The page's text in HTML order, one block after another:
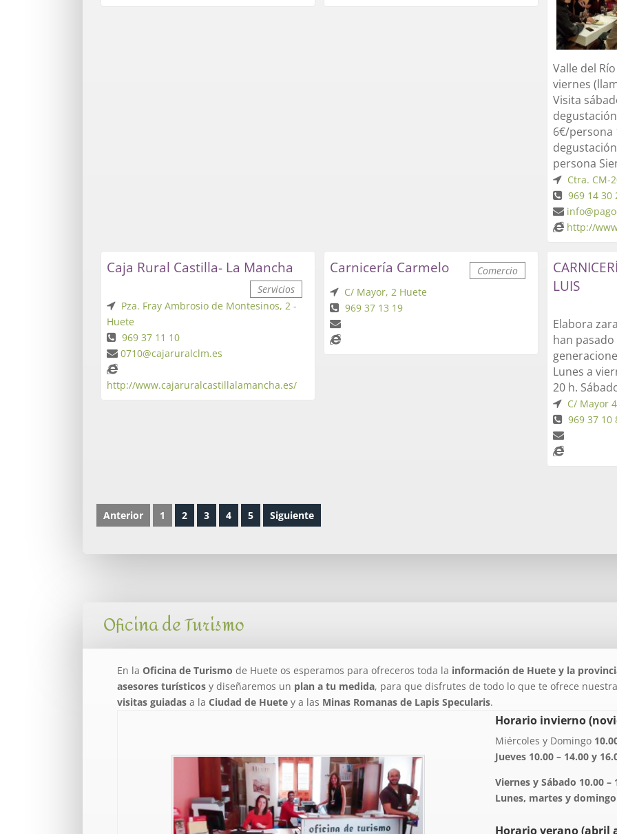
Valle del
viernes
Visita
6€/persona
persona
Ctra. CM-
969 14 30
http://
Caja Rural Castilla- La Mancha
Servicios
Pza. Fray Ambrosio de Montesinos, 2 -
Huete
969 37 11 10
0710@cajaruralclm.es
http://www.cajaruralcastillalamancha.es/
Carnicería Carmelo
Comercio
C/ Mayor, 2 Huete
969 37 13 19
LUIS
Elabora
han
Lunes a
20 h.
C/ Mayor
969 37 10
Anterior 1 2 3 4 5 Siguiente
Oficina de Turismo
En la Oficina de Turismo de Huete os esperamos para ofreceros toda la información de Huete y la
asesores turísticosy diseñaremos un plan a tu medida, para que disfrutes de todo lo que te ofrece
visitas guiadasa la Ciudad de Huetey a las Minas Romanas de Lapis Specularis.
Horario invierno
Miércoles y Domingo
Jueves 10.00 – 14.00 y
Viernes y Sábado 10.00 –
Lunes, martes y
Horario verano (abril